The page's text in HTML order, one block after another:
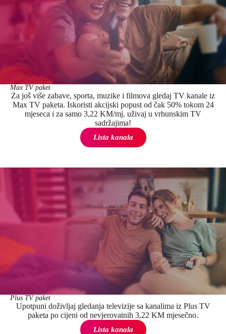
Max TV paket
Za još više zabave, sporta, muzike i filmova gledaj TV kanale iz
Max TV paketa. Iskoristi akcijski popust od čak 50% tokom 24
mjeseca i za samo 3,22 KM/mj. uživaj u vrhunskim TV
sadržajima!
Lista kanala
Plus TV paket
Upotpuni doživljaj gledanja televizije sa kanalima iz Plus TV
paketa po cijeni od nevjerovatnih 3,22 KM mjesečno.
Lista kanala